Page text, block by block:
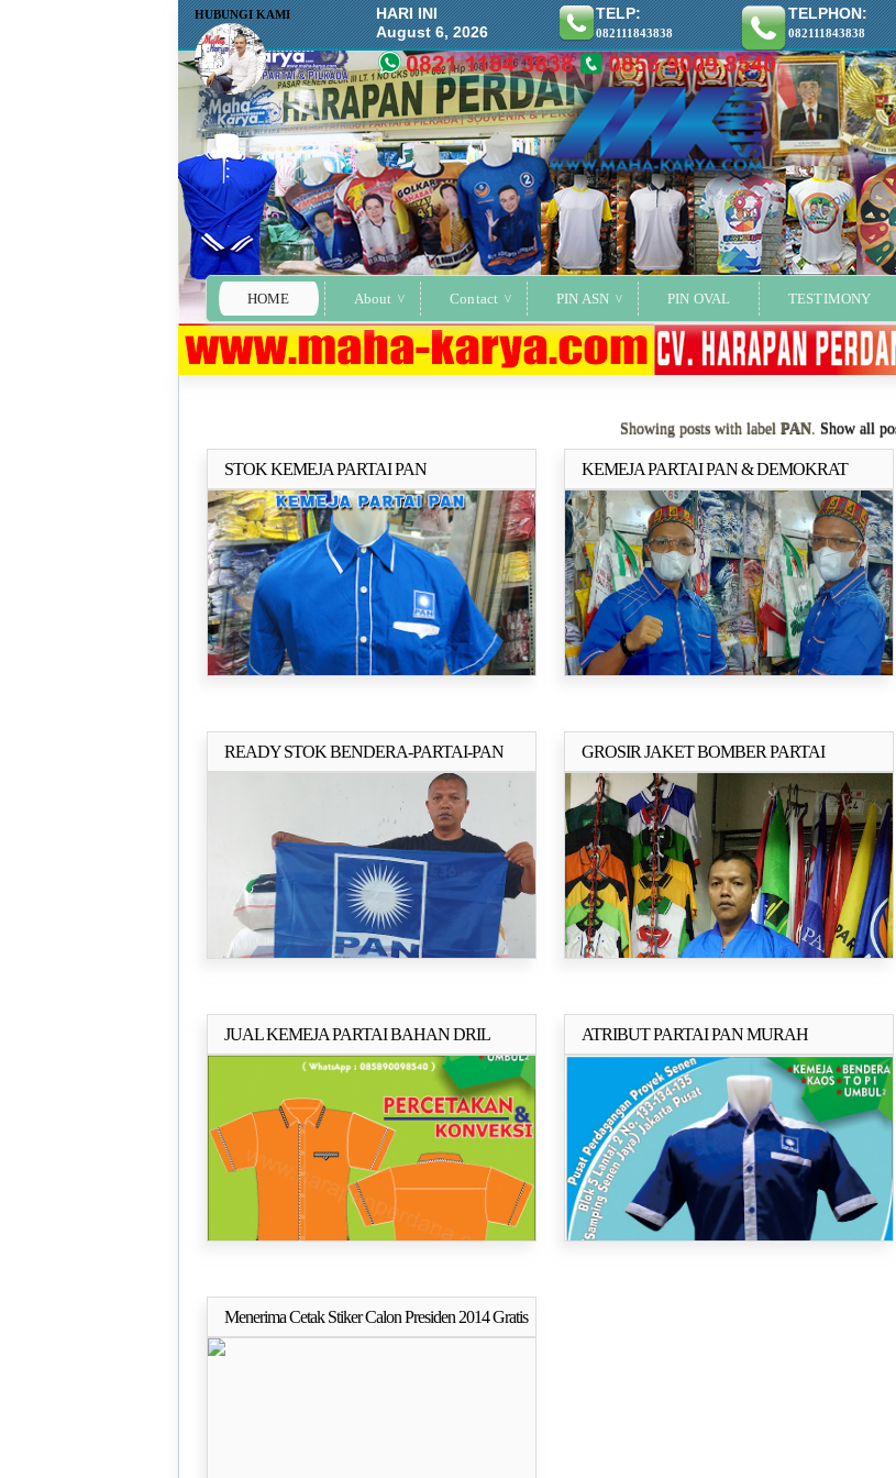
HOME About Contact PIN ASN PIN OVAL TESTIMONY
HUBUNGI KAMI
HARI INI
August 6, 2026
TELP:
082111843838
TELPHON:
082111843838
Showing posts with label PAN. Show all
STOK KEMEJA PARTAI PAN KEMEJA PARTAI PAN & DEMOKRAT
Selengkapnya..
READY STOK BENDERA-PARTAI-PAN
Selengkapnya.. GROSIR JAKET BOMBER PARTAISelengkapnya..
JUAL KEMEJA PARTAI BAHAN DRIL
KOMBINASI SALUR
Selengkapnya.. ATRIBUT PARTAI PAN MURAHSelengkapnya..
Menerima Cetak Stiker Calon Presiden 2014 Gratis
Desain
Selengkapnya..